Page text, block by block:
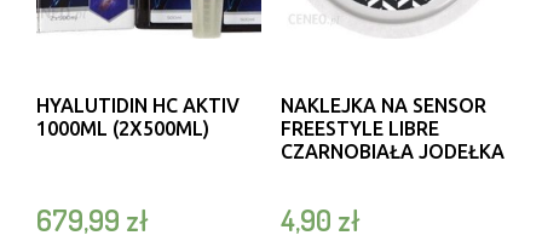
HYALUTIDIN HC AKTIV
1000ML (2X500ML)
679,99 zł
NAKLEJKA NA SENSOR
FREESTYLE LIBRE
CZARNOBIAŁA JODEŁKA
4,90 zł